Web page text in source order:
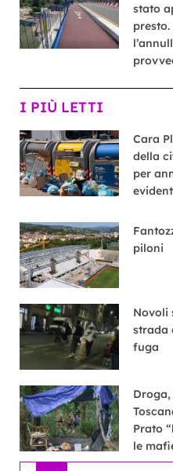
stato
I PIÙ LETTI
Cara
della
per
piloni
Novoli
strada
fuga
Prato
le